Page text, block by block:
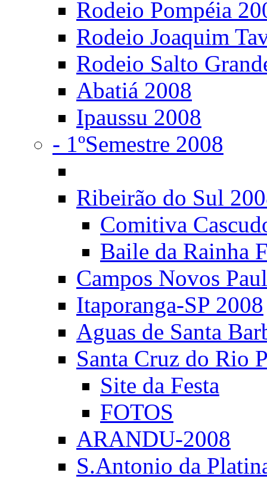
Rodeio Pompéia
Rodeio Joaquim
Rodeio Salto
Abatiá 2008
Ipaussu 2008
- 1ºSemestre 2008
Ribeirão do Sul
Comitiva
Baile da Rainha
Campos Novos
Itaporanga-SP 2008
Aguas de Santa
Santa Cruz do Rio
Site da Festa
FOTOS
ARANDU-2008
S.Antonio da